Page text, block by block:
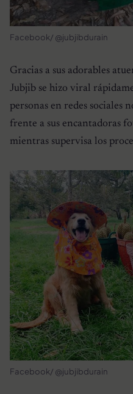
Facebook/ @jubjibdurain
Gracias a sus adorables
Jubjib se hizo viral
personas en redes sociales
frente a sus encantadoras
mientras supervisa los
Facebook/ @jubjibdurain